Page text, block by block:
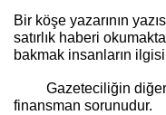
Bir köşe yazarının
satırlık haberi
bakmak insanların
Gazeteciliğin
finansman sorunudur.